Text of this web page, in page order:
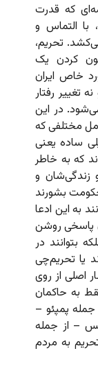
که قدرت
با التماس و
تحریم،
کردن یک
خاص ایران
تغییر رفتار
در این
مختلفی که
ساده یعنی
که به خاطر
و
بشورند
به این ادعا
پاسخی روشن
بتوانند در
یا تحریم‌چی
اصلی از روی
به حاکمان
پمپئو –
– از جمله
به مردم